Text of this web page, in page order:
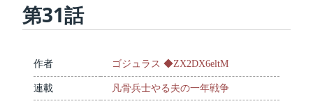
第31話
作者 ゴジュラス ◆ZX2DX6eltM
連載 凡骨兵士やる夫の一年戦争